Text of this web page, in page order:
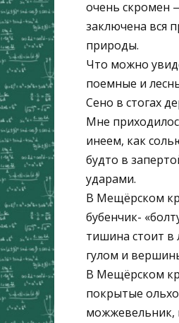
очень скромен
заключена вся
природы.
Что можно
поемные и
Сено в стогах
Мне
инеем, как
будто в
ударами.
В Мещёрском
бубенчик-
тишина стоит в
гулом и
В Мещёрском
покрытые
можжевельник,